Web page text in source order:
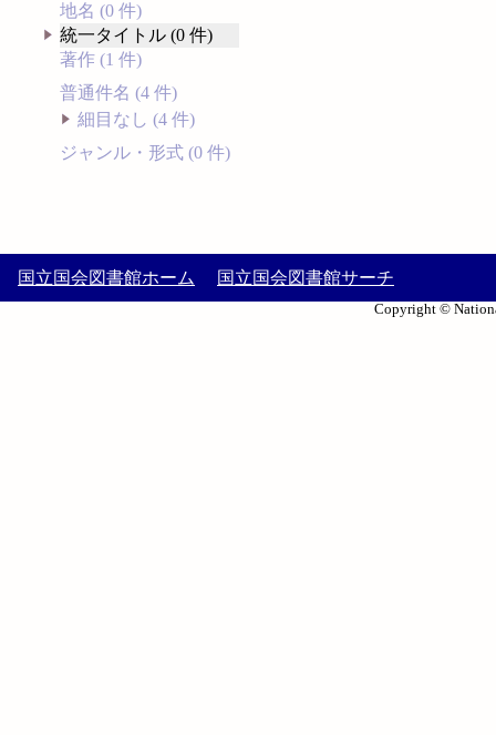
地名 (0 件)
統一タイトル (0 件)
著作 (1 件)
普通件名 (4 件)
細目なし (4 件)
ジャンル・形式 (0 件)
国立国会図書館ホーム 国立国会図書館サーチ
Copyright ©